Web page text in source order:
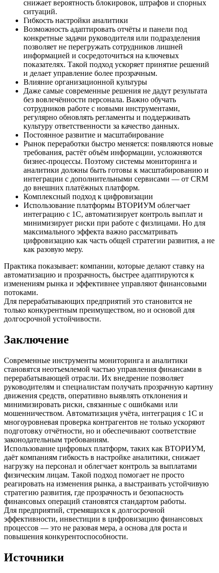
снижает вероятность блокировок, штрафов и спорных
ситуаций.
Гибкость настройки аналитики
Возможность адаптировать отчёты и панели под
конкретные задачи руководителя или подразделения
позволяет не перегружать сотрудников лишней
информацией и сосредоточиться на ключевых
показателях. Такой подход ускоряет принятие решений
и делает управление более прозрачным.
Влияние организационной культуры
Даже самые современные решения не дадут результата
без вовлечённости персонала. Важно обучать
сотрудников работе с новыми инструментами,
регулярно обновлять регламенты и поддерживать
культуру ответственности за качество данных.
Постоянное развитие и масштабирование
Рынок переработки быстро меняется: появляются новые
требования, растёт объём информации, усложняются
бизнес-процессы. Поэтому системы мониторинга и
аналитики должны быть готовы к масштабированию и
интеграции с дополнительными сервисами — от CRM
до внешних платёжных платформ.
Комплексный подход к цифровизации
Использование платформы ВТОРИУМ облегчает
интеграцию с 1С, автоматизирует контроль выплат и
минимизирует риски при работе с физлицами. Но для
максимального эффекта важно рассматривать
цифровизацию как часть общей стратегии развития, а не
как разовую меру.
Практика показывает: компании, которые делают ставку на
автоматизацию и прозрачность, быстрее адаптируются к
изменениям рынка и эффективнее управляют финансовыми
потоками.
Для перерабатывающих предприятий это становится не
только конкурентным преимуществом, но и основой для
долгосрочной устойчивости.
Заключение
Современные инструменты мониторинга и аналитики
становятся неотъемлемой частью управления финансами в
перерабатывающей отрасли. Их внедрение позволяет
руководителям и специалистам получать прозрачную картину
движения средств, оперативно выявлять отклонения и
минимизировать риски, связанные с ошибками или
мошенничеством. Автоматизация учёта, интеграция с 1С и
многоуровневая проверка контрагентов не только ускоряют
подготовку отчётности, но и обеспечивают соответствие
законодательным требованиям.
Использование цифровых платформ, таких как ВТОРИУМ,
даёт компаниям гибкость в настройке аналитики, снижает
нагрузку на персонал и облегчает контроль за выплатами
физическим лицам. Такой подход помогает не просто
реагировать на изменения рынка, а выстраивать устойчивую
стратегию развития, где прозрачность и безопасность
финансовых операций становятся стандартом работы.
Для предприятий, стремящихся к долгосрочной
эффективности, инвестиции в цифровизацию финансовых
процессов — это не разовая мера, а основа для роста и
повышения конкурентоспособности.
Источники